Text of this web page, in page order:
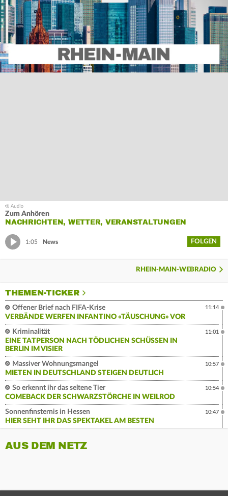
Zum Anhören
NACHRICHTEN, WETTER, VERANSTALTUNGEN
1:05 News FOLGEN
RHEIN-MAIN-WEBRADIO
THEMEN-TICKER
Offener Brief nach FIFA-Krise
VERBÄNDE WERFEN INFANTINO «TÄUSCHUNG» VOR
11:14
Kriminalität
EINE TATPERSON NACH TÖDLICHEN SCHÜSSEN IN
BERLIN IM VISIER
11:01
Massiver Wohnungsmangel
MIETEN IN DEUTSCHLAND STEIGEN DEUTLICH
10:57
So erkennt ihr das seltene Tier
COMEBACK DER SCHWARZSTÖRCHE IN WEILROD
10:54
Sonnenfinsternis in Hessen
HIER SEHT IHR DAS SPEKTAKEL AM BESTEN
10:47
AUS DEM NETZ